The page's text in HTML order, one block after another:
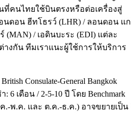
คนไทยใช้บินตรงหรือต่อเครื่องสู่
ดอน ฮีทโธรว์ (LHR) / ลอนดอน แก
(MAN) / เอดินบะระ (EDI) แต่ละ
างกัน ทีมเราแนะผู้ใช้การให้บริการ
Consulate-General Bangkok
: 6 เดือน / 2-5-10 ปี โดย Benchmark
ค.-พ.ค. และ ต.ค.-ธ.ค.) อาจขยายเป็น